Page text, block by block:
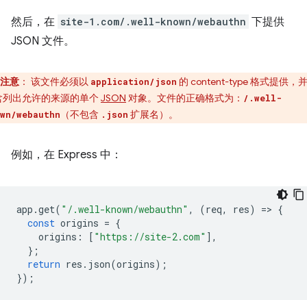
然后，在 site-1.com/.well-known/webauthn 下提供
JSON 文件。
注意 ： 该文件必须以 application/json 的 content-type 格式提供，
列出允许的来源的单个JSON 对象。文件的正确格式为： /.well-
webauthn
（不包含 .json 扩展名）。
例如，在 Express 中：
app .get( "/.well-known/webauthn" , (req, res) => {
const origins = {
origins : [ "https://site-2.com" ],
};
return res . json(origins);
});